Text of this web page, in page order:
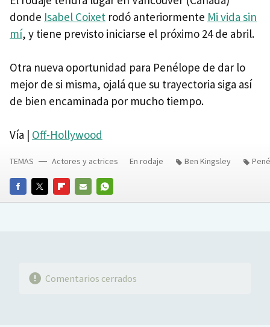
donde Isabel Coixet rodó anteriormente Mi vida sin
mí, y tiene previsto iniciarse el próximo 24 de abril.
Otra nueva oportunidad para Penélope de dar lo
mejor de si misma, ojalá que su trayectoria siga así
de bien encaminada por mucho tiempo.
Vía | Off-Hollywood
FACEBOOKTWITTERFLIPBOARD
E-
WHATSAPP
TEMAS Actores y actrices En rodaje Ben Kingsley
Comentarios cerrados